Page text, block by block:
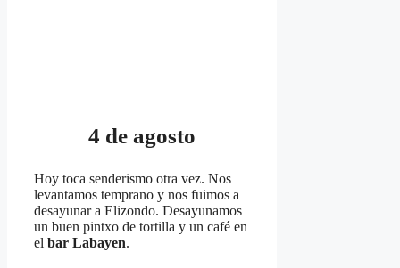
4 de agosto
Hoy toca senderismo otra vez. Nos
levantamos temprano y nos fuimos a
desayunar a Elizondo. Desayunamos
un buen pintxo de tortilla y un café en
el bar Labayen.